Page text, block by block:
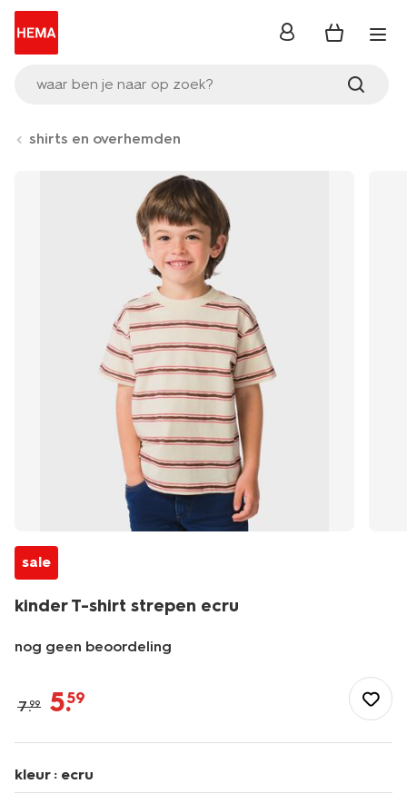
waar ben je naar op zoek?
inloggen
shirts en overhemden
sale
kinder T-shirt strepen ecru
nog geen beoordeling
overhemden/kinder-
shirt-
strepen-
ecru-
7.99 5.59
kleur : ecru